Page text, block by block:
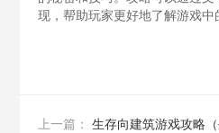
现，帮助玩家更好地了解游戏中
上一篇： 生存向建筑游戏攻略